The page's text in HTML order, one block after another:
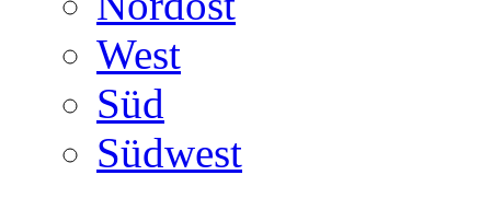
West
Süd
Südwest